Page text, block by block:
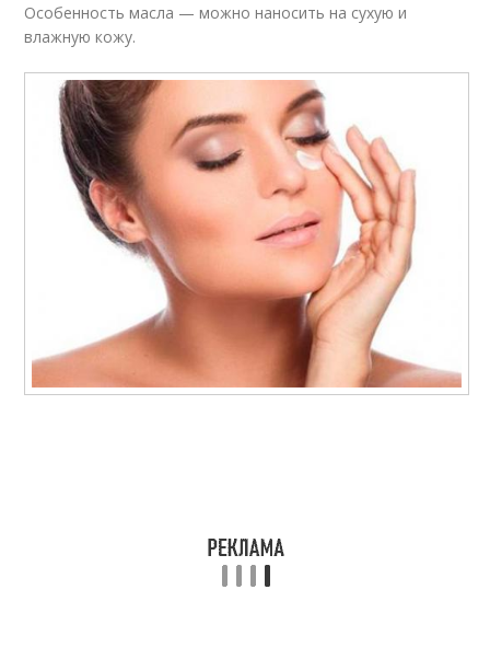
Особенность масла — можно наносить на сухую и
влажную кожу.